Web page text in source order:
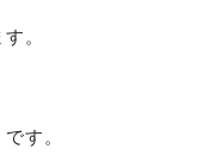
。
す。